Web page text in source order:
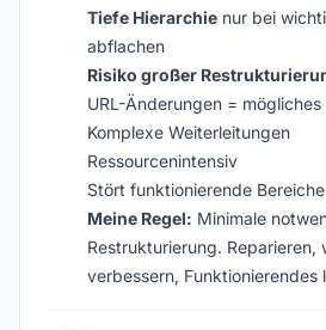
Tiefe Hierarchie nur bei
abflachen
Risiko großer
URL-Änderungen =
Komplexe Weiterleitungen
Ressourcenintensiv
Stört funktionierende Bereiche
Meine Regel: Minimale
Restrukturierung. Reparieren,
verbessern, Funktionierendes